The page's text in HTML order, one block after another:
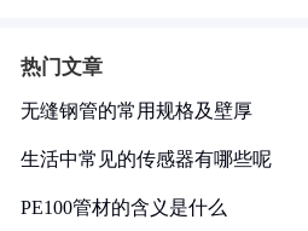
热门文章
无缝钢管的常用规格及壁厚
生活中常见的传感器有哪些呢
PE100管材的含义是什么